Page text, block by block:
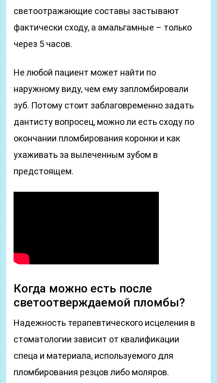
светоотражающие составы застывают
фактически сходу, а амальгамные – только
через 5 часов.
Не любой пациент может найти по
наружному виду, чем ему запломбировали
зуб. Потому стоит заблаговременно задать
дантисту вопросец, можно ли есть сходу по
окончании пломбирования коронки и как
ухаживать за вылеченным зубом в
предстоящем.
Когда можно есть после
светоотверждаемой пломбы?
Надежность терапевтического исцеления в
стоматологии зависит от квалификации
спеца и материала, используемого для
пломбирования резцов либо моляров.